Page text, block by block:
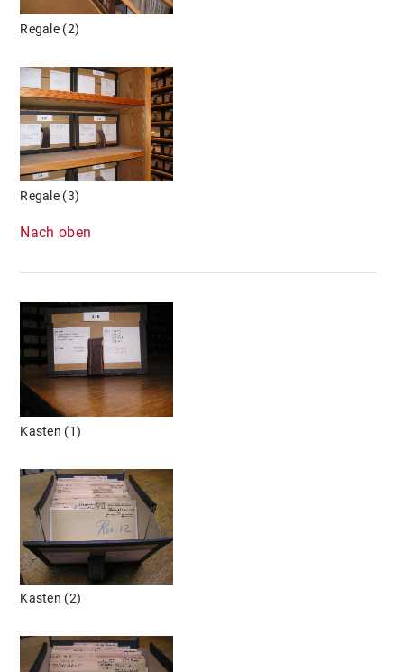
Regale (2)
Regale (3)
Nach oben
Kasten (1)
Kasten (2)